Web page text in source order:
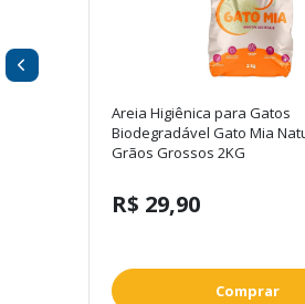
Areia Higiênica para Gatos
Biodegradável Gato Mia
Grãos Grossos 2KG
R$ 29,90
Comprar